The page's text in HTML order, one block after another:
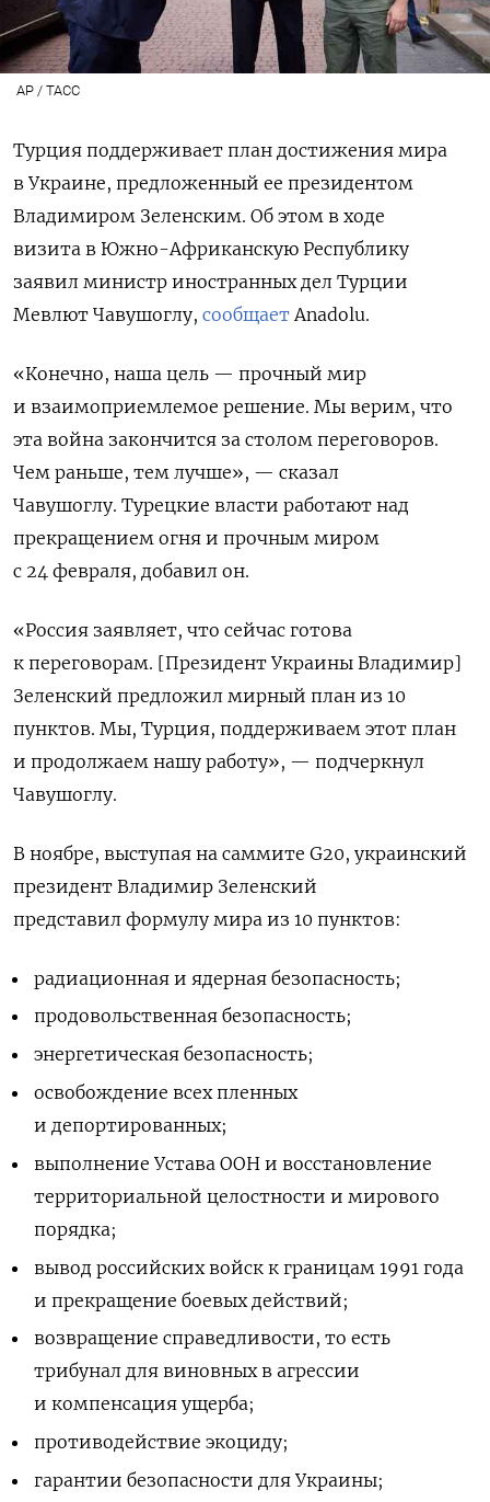
AP / ТАСС
Турция поддерживает план достижения мира
в Украине, предложенный ее президентом
Владимиром Зеленским. Об этом в ходе
визита в Южно-Африканскую Республику
заявил министр иностранных дел Турции
Мевлют Чавушоглу, сообщает Anadolu.
«Конечно, наша цель — прочный мир
и взаимоприемлемое решение. Мы верим, что
эта война закончится за столом переговоров.
Чем раньше, тем лучше», — сказал
Чавушоглу. Турецкие власти работают над
прекращением огня и прочным миром
с 24 февраля, добавил он.
«Россия заявляет, что сейчас готова
к переговорам. [Президент Украины Владимир]
Зеленский предложил мирный план из 10
пунктов. Мы, Турция, поддерживаем этот план
и продолжаем нашу работу», — подчеркнул
Чавушоглу.
В ноябре, выступая на саммите G20, украинский
президент Владимир Зеленский
представил формулу мира из 10 пунктов:
радиационная и ядерная безопасность;
продовольственная безопасность;
энергетическая безопасность;
освобождение всех пленных
и депортированных;
выполнение Устава ООН и восстановление
территориальной целостности и мирового
порядка;
вывод российских войск к границам 1991 года
и прекращение боевых действий;
возвращение справедливости, то есть
трибунал для виновных в агрессии
и компенсация ущерба;
противодействие экоциду;
гарантии безопасности для Украины;